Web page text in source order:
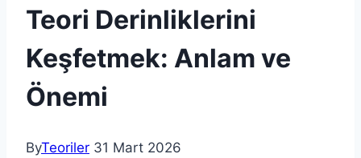
Teori Derinliklerini
Keşfetmek: Anlam ve
Önemi
ByTeoriler 31 Mart 2026